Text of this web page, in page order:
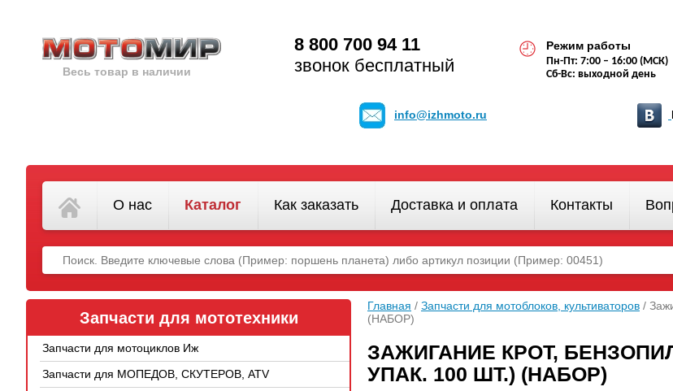
Весь товар в наличии
8 800 700 94 11
звонок бесплатный
Режим работы
Пн-Пт: 7:00 – 16:00 (МСК)
Сб-Вс: выходной день
info@izhmoto.ru
О нас Каталог Как заказать Доставка и оплата Контакты
Запчасти для мототехники
Запчасти для мотоциклов Иж
Запчасти для МОПЕДОВ, СКУТЕРОВ, ATV
Главная / Запчасти для мотоблоков, культиваторов /
(НАБОР)
ЗАЖИГАНИЕ КРОТ,
УПАК. 100 ШТ.) (НАБОР)